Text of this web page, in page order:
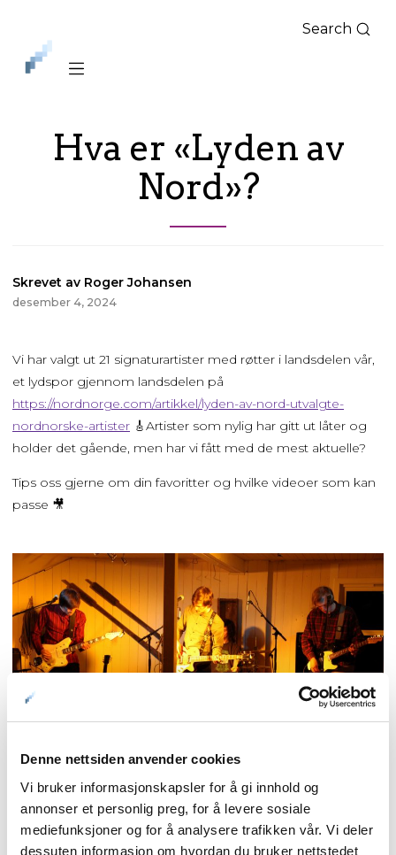
Denne nettsiden anvender cookies
Vi bruker informasjonskapsler for å gi innhold og
annonser et personlig preg, for å levere sosiale
mediefunksjoner og for å analysere trafikken vår. Vi deler
dessuten informasjon om hvordan du bruker nettstedet
iLag
Nord
Norge
Search
Hva er «Lyden av
Nord»?
Skrevet av Roger Johansen
desember 4, 2024
Vi har valgt ut 21 signaturartister med røtter i landsdelen vår,
et lydspor gjennom landsdelen på
https://nordnorge.com/artikkel/lyden-av-nord-utvalgte-
nordnorske-artister 🎸Artister som nylig har gitt ut låter og
holder det gående, men har vi fått med de mest aktuelle?
Tips oss gjerne om din favoritter og hvilke videoer som kan
passe 🎥
Foto: R. Johansen / nordnorge.com / Kråkesølv på Kjerringøy Brygge